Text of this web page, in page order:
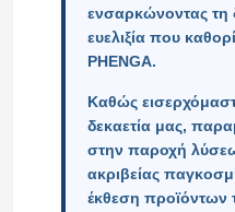
Προφίλ αλουμινίου
Προφίλ Κουζίνας
Σχεδιαγράμματα
ενσαρκώνοντας τη
ευελιξία που
PHENGA.
Καθώς
δεκαετία μας,
στην παροχή
ακριβείας
έκθεση προϊόντων